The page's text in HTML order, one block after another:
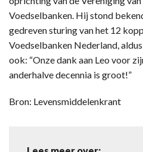
Voedselbanken. Hij stond
gedreven sturing van het 12
Voedselbanken Nederland,
ook: “Onze dank aan Leo voor
anderhalve decennia is groot!”
Bron: Levensmiddelenkrant